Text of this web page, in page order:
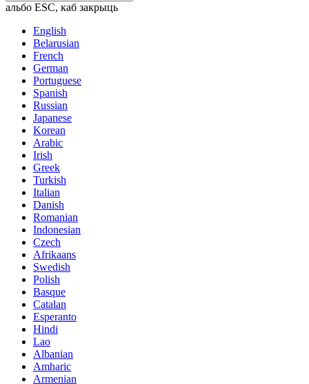
альбо ESC, каб закрыць
English
Belarusian
French
German
Portuguese
Spanish
Russian
Japanese
Korean
Arabic
Irish
Greek
Turkish
Italian
Danish
Romanian
Indonesian
Czech
Afrikaans
Swedish
Polish
Basque
Catalan
Esperanto
Hindi
Lao
Albanian
Amharic
Armenian